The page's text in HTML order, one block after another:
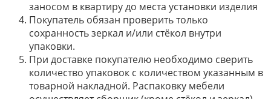
заносом в квартиру до места установки изделия
Покупатель обязан проверить только
сохранность зеркал и/или стёкол внутри
упаковки.
При доставке покупателю необходимо сверить
количество упаковок с количеством указанным в
товарной накладной. Распаковку мебели